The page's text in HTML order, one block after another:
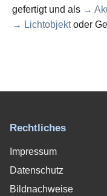
gefertigt und als →
→ Lichtobjektoder
Rechtliches
Impressum
Datenschutz
Bildnachweise